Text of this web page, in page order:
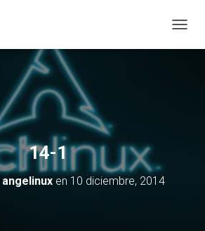
14-1
angelinux en 10 diciembre, 2014